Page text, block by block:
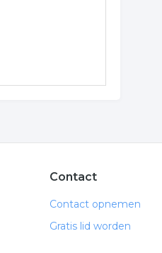
Contact
Contact opnemen
Gratis lid worden